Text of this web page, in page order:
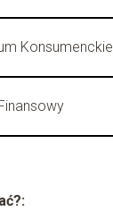
Konsumenckie